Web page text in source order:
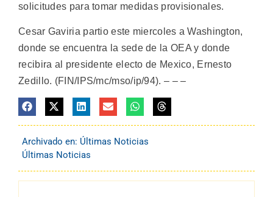
solicitudes para tomar medidas provisionales.
Cesar Gaviria partio este miercoles a Washington,
donde se encuentra la sede de la OEA y donde
recibira al presidente electo de Mexico, Ernesto
Zedillo. (FIN/IPS/mc/mso/ip/94). – – –
Archivado en: Últimas Noticias
Últimas Noticias